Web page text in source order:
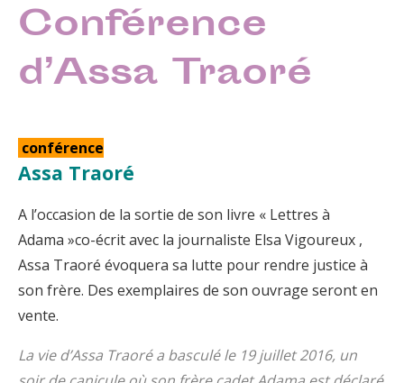
Conférence
d’Assa Traoré
conférence
Assa Traoré
A l’occasion de la sortie de son livre « Lettres à
Adama »co-écrit avec la journaliste Elsa Vigoureux ,
Assa Traoré évoquera sa lutte pour rendre justice à
son frère. Des exemplaires de son ouvrage seront en
vente.
La vie d’Assa Traoré a basculé le 19 juillet 2016, un